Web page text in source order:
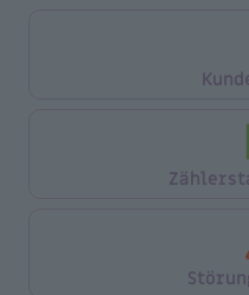
als
und wie Sie
erfahren Sie von